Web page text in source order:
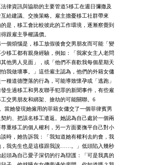
律資訊與協助的主要管道5移工在週日彌撒及
給建議、交換策略。雇主擔憂移工社群帶來
的是，移工會比較彼此的工作環境，逐漸察覺到
跟雇主爭權議價。
個煩惱是，移工放假後會交男朋友而可能「變
移工都有親身經驗，例如：「我家女主人老問
他男人見面」，或「他們不喜歡我每個星期天
我做壞事。」這些雇主認為，他們的外籍女傭
種道德墮落的行為，可能導致懷孕或「逃跑」
生過移工和男友聯手犯罪的新聞事件，有些雇
交男朋友和綁架、搶劫的可能關聯。6
當她發現她僱用的菲籍女傭交了一個菲律賓男
約、把該名移工遣返。她認為自己處於一個兩
重移工的個人權利，另一方面要撫平自己對小
時，她告訴我：「我知道她有權利去約會，我
，我先生也是這樣跟我說……。」低頭陷入幾秒
頭為自己愛子深切的行為辯護：「可是我真的